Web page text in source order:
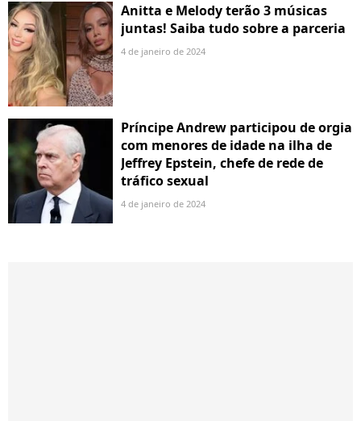
Anitta e Melody terão 3 músicas
juntas! Saiba tudo sobre a parceria
4 de janeiro de 2024
Príncipe Andrew participou de orgia
com menores de idade na ilha de
Jeffrey Epstein, chefe de rede de
tráfico sexual
4 de janeiro de 2024